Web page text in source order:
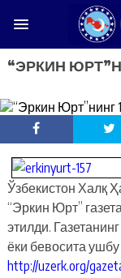
“ЭРКИН
Ўзбекистон Халқ
“Эркин Юрт”
этилди.
ёки бевосита
http://uzerk.org/